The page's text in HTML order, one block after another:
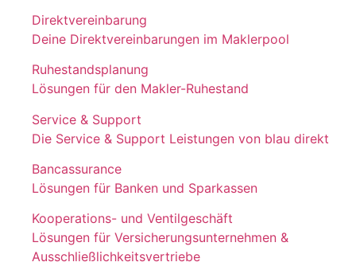
Direktvereinbarung
Deine Direktvereinbarungen im Maklerpool
Ruhestandsplanung
Lösungen für den Makler-Ruhestand
Service & Support
Die Service & Support Leistungen von blau direkt
Bancassurance
Lösungen für Banken und Sparkassen
Kooperations- und Ventilgeschäft
Lösungen für Versicherungsunternehmen &
Ausschließlichkeitsvertriebe